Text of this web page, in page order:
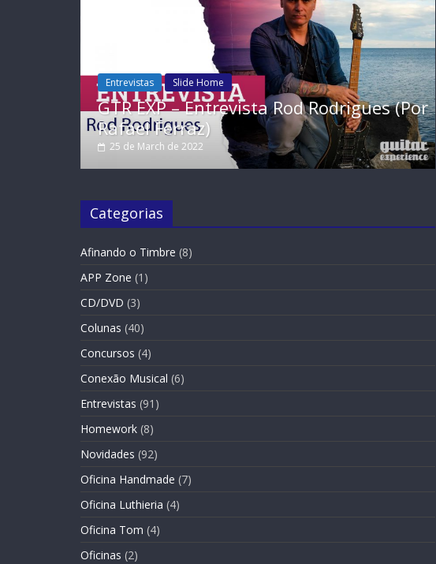
(Por
Entrevistas Slide Home
GTR EXP Entrevista – Mithi Garcia (Por
Rafael Ferraz)
26 de January de 2022
Categorias
Afinando o Timbre (8)
APP Zone (1)
CD/DVD (3)
Colunas (40)
Concursos (4)
Conexão Musical (6)
Entrevistas (91)
Homework (8)
Novidades (92)
Oficina Handmade (7)
Oficina Luthieria (4)
Oficina Tom (4)
Oficinas (2)